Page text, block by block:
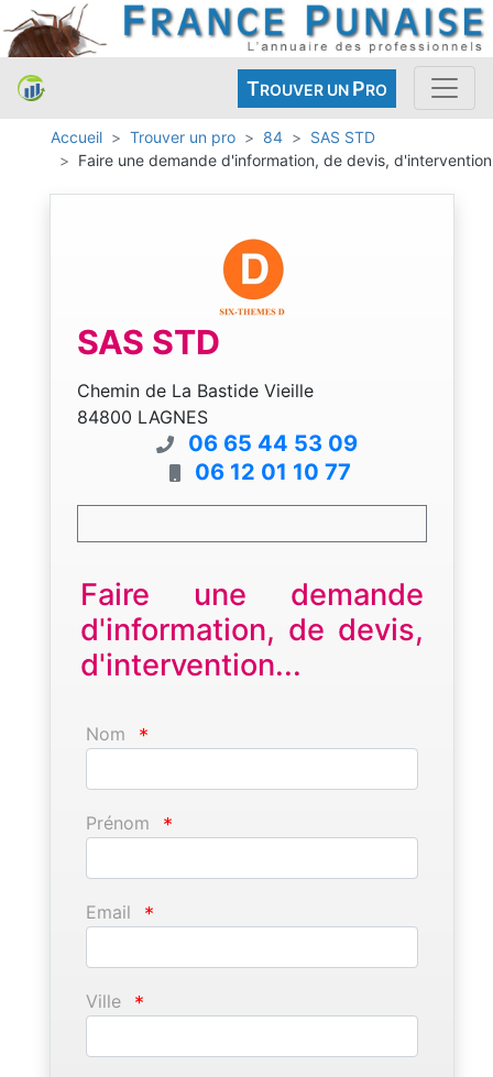
TROUVER UN PRO
Accueil Trouver un pro 84
SAS STD
Faire une demande d'information, de devis, d'intervention
SAS STD
Chemin de La Bastide Vieille
84800 LAGNES
06 65 44 53 09
06 12 01 10 77
Faire une demande
d'information, de devis,
d'intervention...
Nom *
Prénom *
Email *
Ville *